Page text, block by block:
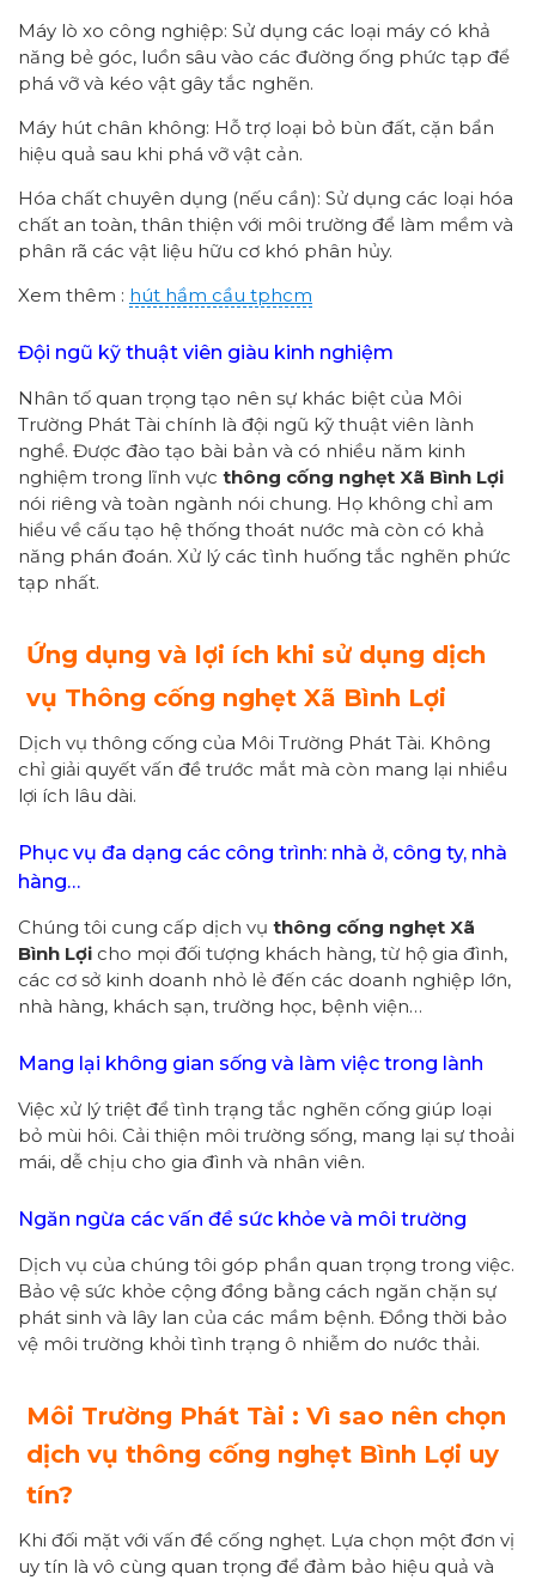
Máy lò xo công nghiệp: Sử dụng các loại máy có khả
năng bẻ góc, luồn sâu vào các đường ống phức tạp để
phá vỡ và kéo vật gây tắc nghẽn.
Máy hút chân không: Hỗ trợ loại bỏ bùn đất, cặn bẩn
hiệu quả sau khi phá vỡ vật cản.
Hóa chất chuyên dụng (nếu cần): Sử dụng các loại hóa
chất an toàn, thân thiện với môi trường để làm mềm và
phân rã các vật liệu hữu cơ khó phân hủy.
Xem thêm : hút hầm cầu tphcm
Đội ngũ kỹ thuật viên giàu kinh nghiệm
Nhân tố quan trọng tạo nên sự khác biệt của Môi
Trường Phát Tài chính là đội ngũ kỹ thuật viên lành
nghề. Được đào tạo bài bản và có nhiều năm kinh
nghiệm trong lĩnh vực thông cống nghẹt Xã Bình Lợi
nói riêng và toàn ngành nói chung. Họ không chỉ am
hiểu về cấu tạo hệ thống thoát nước mà còn có khả
năng phán đoán. Xử lý các tình huống tắc nghẽn phức
tạp nhất.
Ứng dụng và lợi ích khi sử dụng dịch
vụ Thông cống nghẹt Xã Bình Lợi
Dịch vụ thông cống của Môi Trường Phát Tài. Không
chỉ giải quyết vấn đề trước mắt mà còn mang lại nhiều
lợi ích lâu dài.
Phục vụ đa dạng các công trình: nhà ở, công ty, nhà
hàng…
Chúng tôi cung cấp dịch vụ thông cống nghẹt Xã
Bình Lợi cho mọi đối tượng khách hàng, từ hộ gia đình,
các cơ sở kinh doanh nhỏ lẻ đến các doanh nghiệp lớn,
nhà hàng, khách sạn, trường học, bệnh viện…
Mang lại không gian sống và làm việc trong lành
Việc xử lý triệt để tình trạng tắc nghẽn cống giúp loại
bỏ mùi hôi. Cải thiện môi trường sống, mang lại sự thoải
mái, dễ chịu cho gia đình và nhân viên.
Ngăn ngừa các vấn đề sức khỏe và môi trường
Dịch vụ của chúng tôi góp phần quan trọng trong việc.
Bảo vệ sức khỏe cộng đồng bằng cách ngăn chặn sự
phát sinh và lây lan của các mầm bệnh. Đồng thời bảo
vệ môi trường khỏi tình trạng ô nhiễm do nước thải.
Môi Trường Phát Tài : Vì sao nên chọn
dịch vụ thông cống nghẹt Bình Lợi uy
tín?
Khi đối mặt với vấn đề cống nghẹt. Lựa chọn một đơn vị
uy tín là vô cùng quan trọng để đảm bảo hiệu quả và